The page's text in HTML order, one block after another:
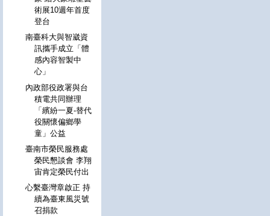
術展10週年首度
登台
南臺科大與智崴資
訊攜手成立「體
感內容智製中
心」
內政部役政署與台
積電共同辦理
「繽紛一夏-替代
役關懷偏鄉學
童」公益
臺南市榮民服務處
榮民懇談會 李翔
宙肯定榮民付出
心繫臺灣章啟正 持
續為臺東風災號
召捐款